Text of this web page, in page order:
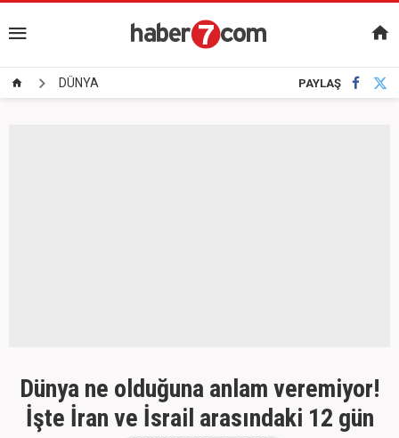
DÜNYA PAYLAŞ
Dünya ne olduğuna anlam veremiyor!
İşte İran ve İsrail arasındaki 12 gün